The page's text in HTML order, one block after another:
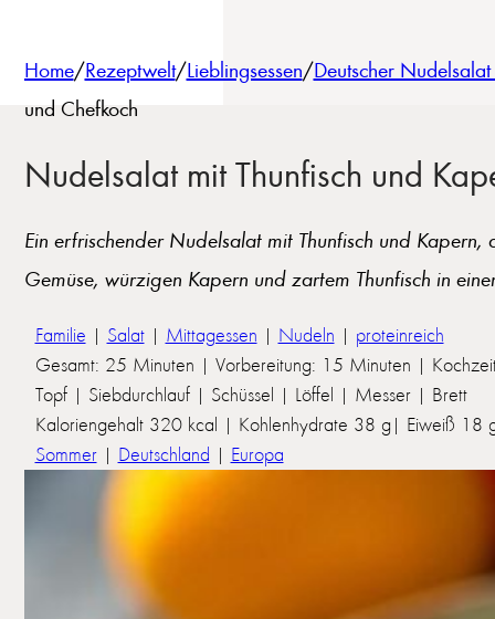
Home/Rezeptwelt/Lieblingsessen/Deutscher
und Chefkoch
Nudelsalat mit Thunfisch und
Ein erfrischender Nudelsalat mit Thunfisch und
Gemüse, würzigen Kapern und zartem Thunfisch in
Familie | Salat| Mittagessen | Nudeln | proteinreich
Gesamt: 25 Minuten | Vorbereitung: 15 Minuten |
Topf | Siebdurchlauf | Schüssel | Löffel | Messer | Brett
Kaloriengehalt 320 kcal | Kohlenhydrate 38 g| Eiweiß 18
Sommer| Deutschland | Europa